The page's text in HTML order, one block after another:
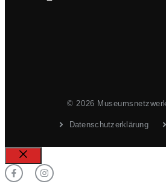
© 2026
Datenschutzerklärung
Schließen